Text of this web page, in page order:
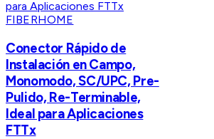
FIBERHOME
Conector Rápido de
Instalación en Campo,
Monomodo, SC/UPC, Pre-
Pulido, Re-Terminable,
Ideal para Aplicaciones
FTTx